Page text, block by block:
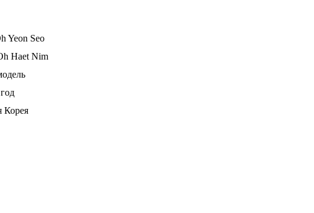
Yeon Seo
Haet Nim
Корея